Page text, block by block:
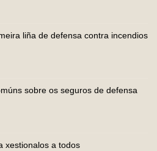
liña de defensa contra incendios
sobre os seguros de defensa
xestionalos a todos